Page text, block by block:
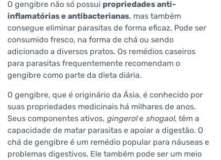
O gengibre não só possui propriedades anti-
inflamatórias e antibacterianas, mas também
consegue eliminar parasitas de forma eficaz. Pode ser
consumido fresco, na forma de chá ou sendo
adicionado a diversos pratos. Os remédios caseiros
para parasitas frequentemente recomendam o
gengibre como parte da dieta diária.
O gengibre, que é originário da Ásia, é conhecido por
suas propriedades medicinais há milhares de anos.
Seus componentes ativos, gingerole shogaol, têm a
capacidade de matar parasitas e apoiar a digestão. O
chá de gengibre é um remédio popular para náuseas e
problemas digestivos. Ele também pode ser um meio